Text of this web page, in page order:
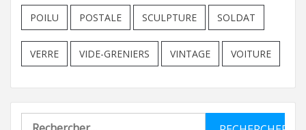
POILU POSTALE SCULPTURE SOLDAT
VERRE VIDE-GRENIERS VINTAGE VOITURE
Rechercher :